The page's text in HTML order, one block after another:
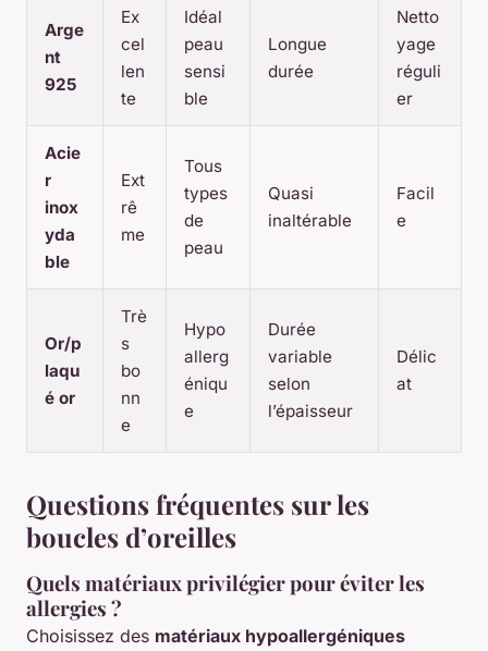
Arge
nt
925
Ex
cel
len
te
Idéal
peau
sensi
ble
Longue
durée
Netto
yage
réguli
er
Acie
r
inox
yda
ble
Ext
rê
me
Tous
types
de
peau
Quasi
inaltérable
Facil
e
Or/p
laqu
é or
Trè
s
bo
nn
e
Hypo
allerg
éniqu
e
Durée
variable
selon
l’épaisseur
Délic
at
Questions fréquentes sur les
boucles d’oreilles
Quels matériaux privilégier pour éviter les
allergies ?
Choisissez des matériaux hypoallergéniques